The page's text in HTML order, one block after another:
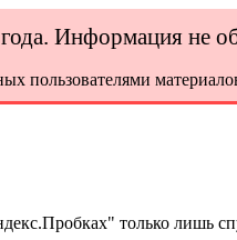
Информация не
пользователями
только лишь